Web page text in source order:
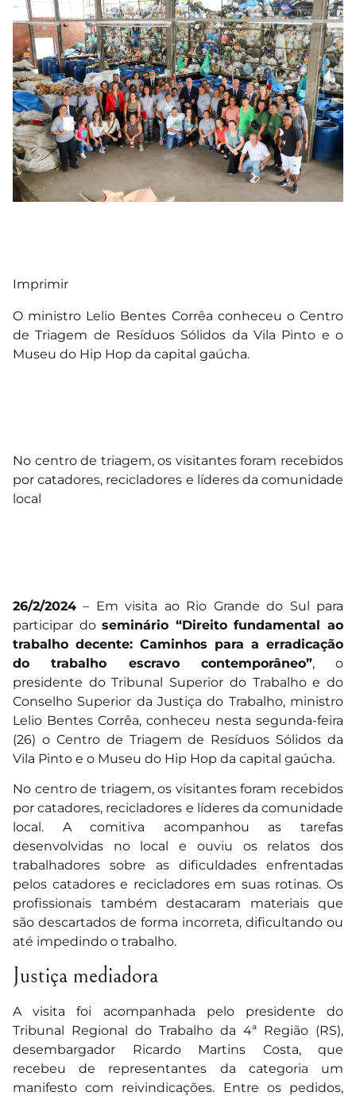
Imprimir
O ministro Lelio Bentes Corrêa conheceu o Centro
de Triagem de Resíduos Sólidos da Vila Pinto e o
Museu do Hip Hop da capital gaúcha.
No centro de triagem, os visitantes foram recebidos
por catadores, recicladores e líderes da comunidade
local
26/2/2024 – Em visita ao Rio Grande do Sul para
participar doseminário “Direito fundamental ao
trabalho decente: Caminhos para a erradicação
do trabalho escravo contemporâneo”, o
presidente do Tribunal Superior do Trabalho e do
Conselho Superior da Justiça do Trabalho, ministro
Lelio Bentes Corrêa, conheceu nesta segunda-feira
(26) o Centro de Triagem de Resíduos Sólidos da
Vila Pinto e o Museu do Hip Hop da capital gaúcha.
No centro de triagem, os visitantes foram recebidos
por catadores, recicladores e líderes da comunidade
local. A comitiva acompanhou as tarefas
desenvolvidas no local e ouviu os relatos dos
trabalhadores sobre as dificuldades enfrentadas
pelos catadores e recicladores em suas rotinas. Os
profissionais também destacaram materiais que
são descartados de forma incorreta, dificultando ou
até impedindo o trabalho.
Justiça mediadora
A visita foi acompanhada pelo presidente do
Tribunal Regional do Trabalho da 4ª Região (RS),
desembargador Ricardo Martins Costa, que
recebeu de representantes da categoria um
manifesto com reivindicações. Entre os pedidos,